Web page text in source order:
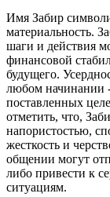
Имя Забир
материальность.
шаги и действия
финансовой
будущего.
любом начинании
поставленных
отметить, что,
напористостью,
жесткость и
общении могут
либо привести к
ситуациям.